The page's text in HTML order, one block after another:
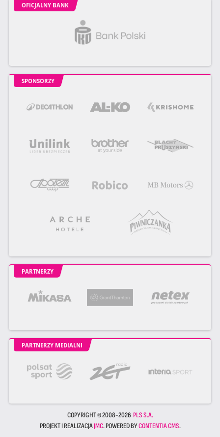
OFICJALNY BANK
SPONSORZY
PARTNERZY
PARTNERZY MEDIALNI
COPYRIGHT © 2008-2026 PLS S.A.
PROJEKT I REALIZACJAJMC. POWERED BYCONTENTIA CMS.